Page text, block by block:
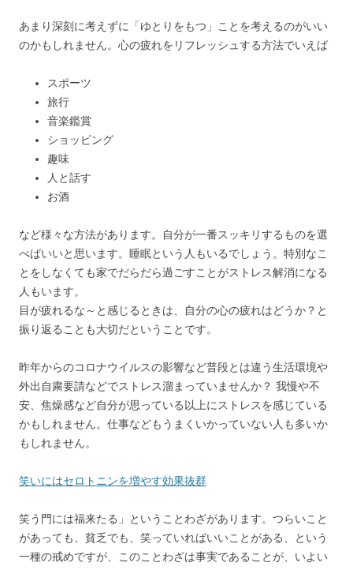
あまり深刻に考えずに「ゆとりをもつ」ことを考えるのがいい
のかもしれません。心の疲れをリフレッシュする方法でいえば
スポーツ
旅行
音楽鑑賞
ショッピング
趣味
人と話す
お酒
など様々な方法があります。自分が一番スッキリするものを選
べばいいと思います。睡眠という人もいるでしょう。特別なこ
とをしなくても家でだらだら過ごすことがストレス解消になる
人もいます。
目が疲れるな～と感じるときは、自分の心の疲れはどうか？と
振り返ることも大切だということです。
昨年からのコロナウイルスの影響など普段とは違う生活環境や
外出自粛要請などでストレス​溜まっていませんか？ 我慢や不
安、焦燥感など自分が思っている以上にストレス​を感じている
かもしれません。仕事などもうまくいかっていない人も多いか
もしれません。
笑いにはセロトニンを増やす効果抜群
笑う門には福来たる」ということわざがあります。つらいこと
があっても、貧乏でも、笑っていればいいことがある、という
一種の戒めですが、このことわざは事実であることが、いよい